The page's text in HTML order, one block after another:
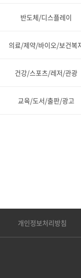
반도체/디스플레이
의료/제약/바이오/보건복
건강/스포츠/레저/관광
교육/도서/출판/광고
개인정보처리방침